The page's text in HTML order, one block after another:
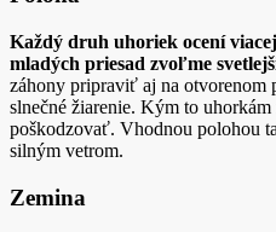
Každý druh uhoriek ocení
mladých priesad zvoľme
záhony pripraviť aj na otvorenom
slnečné žiarenie. Kým to
poškodzovať. Vhodnou polohou
silným vetrom.
Zemina